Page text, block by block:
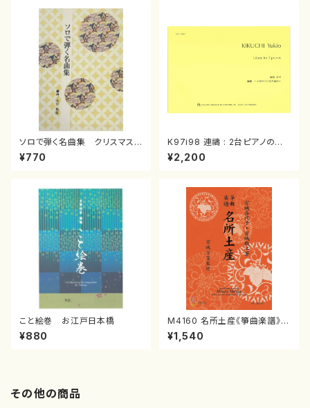
ソロで弾く名曲集 クリスマス・
イブ／恋人がサンタクロース(
箏独奏 /大平光美 編曲/楽
¥770
K97i98 連禱 : 2台ピアノのた
めの（2 Pianos / 菊池 幸夫 /
楽譜）
¥2,200
こと絵巻 お江戸日本橋
¥880
M4160 名所土産《箏曲楽譜》
（箏/宮城喜代子・宮城数江著・
宮城宗家監修/箏曲古典楽譜）
¥1,540
その他の商品